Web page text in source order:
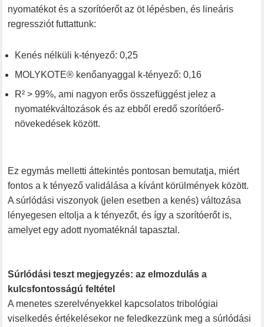
nyomatékot és a szorítóerőt az öt lépésben, és lineáris
regressziót futtattunk:
Kenés nélküli k-tényező: 0,25
MOLYKOTE® kenőanyaggal k-tényező: 0,16
R² > 99%, ami nagyon erős összefüggést jelez a
nyomatékváltozások és az ebből eredő szorítóerő-
növekedések között.
Ez egymás melletti áttekintés pontosan bemutatja, miért
fontos a k tényező validálása a kívánt körülmények között.
A súrlódási viszonyok (jelen esetben a kenés) változása
lényegesen eltolja a k tényezőt, és így a szorítóerőt is,
amelyet egy adott nyomatéknál tapasztal.
Súrlódási teszt megjegyzés: az elmozdulás a
kulcsfontosságú feltétel
A menetes szerelvényekkel kapcsolatos tribológiai
viselkedés értékelésekor ne feledkezzünk meg a súrlódási